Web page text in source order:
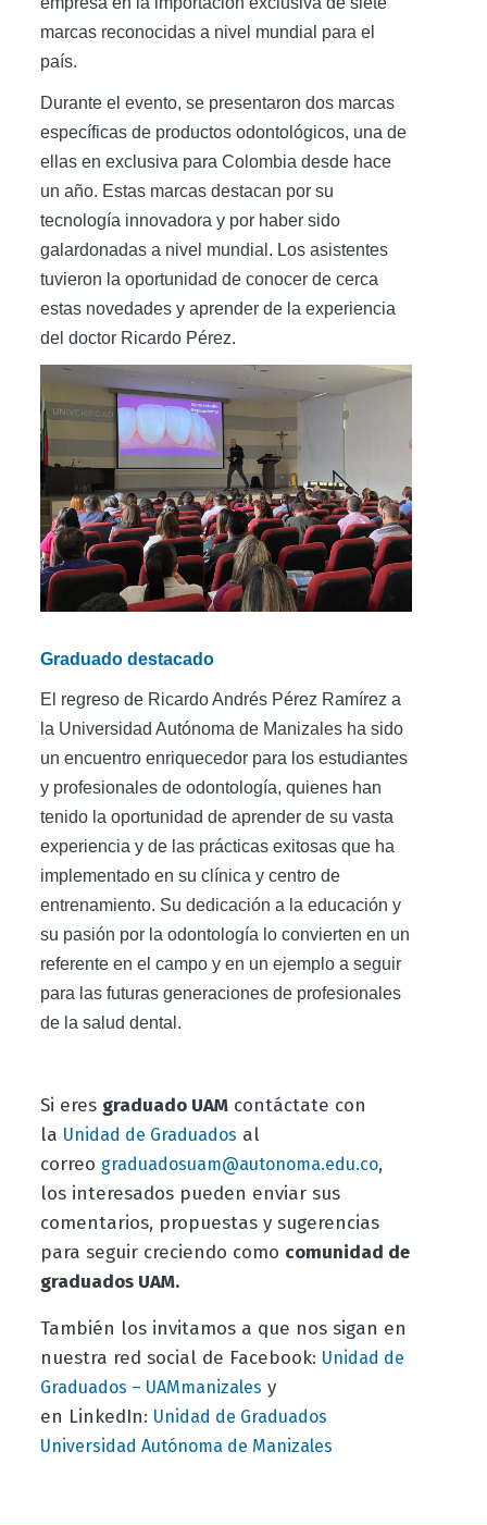
marcas reconocidas a nivel mundial para el
país.
Durante el evento, se presentaron dos marcas
específicas de productos odontológicos, una de
ellas en exclusiva para Colombia desde hace
un año. Estas marcas destacan por su
tecnología innovadora y por haber sido
galardonadas a nivel mundial. Los asistentes
tuvieron la oportunidad de conocer de cerca
estas novedades y aprender de la experiencia
del doctor Ricardo Pérez.
Graduado destacado
El regreso de Ricardo Andrés Pérez Ramírez a
la Universidad Autónoma de Manizales ha sido
un encuentro enriquecedor para los estudiantes
y profesionales de odontología, quienes han
tenido la oportunidad de aprender de su vasta
experiencia y de las prácticas exitosas que ha
implementado en su clínica y centro de
entrenamiento. Su dedicación a la educación y
su pasión por la odontología lo convierten en un
referente en el campo y en un ejemplo a seguir
para las futuras generaciones de profesionales
de la salud dental.
Si eres graduado UAMcontáctate con
la Unidad de Graduados al
correo graduadosuam@autonoma.edu.co,
los interesados pueden enviar sus
comentarios, propuestas y sugerencias
para seguir creciendo como comunidad de
graduados UAM.
También los invitamos a que nos sigan en
nuestra red social de Facebook: Unidad de
Graduados – UAMmanizales y
en LinkedIn: Unidad de Graduados
Universidad Autónoma de Manizales